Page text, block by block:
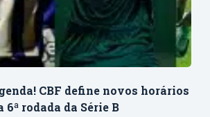
CBF define novos horários
6ª rodada da Série B